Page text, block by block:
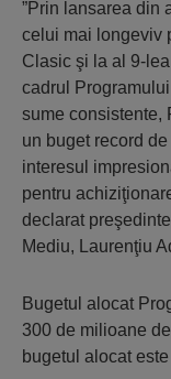
”Prin lansarea din
celui mai longeviv
Clasic şi la al 9-
cadrul
sume consistente,
un buget record
interesul
pentru
declarat
Mediu, Laurenţiu
Bugetul alocat
300 de milioane
bugetul alocat